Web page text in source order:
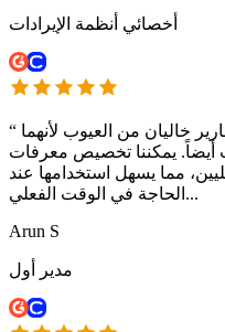
أخصائي أنظمة الإيرادات
“ خاليان من العيوب لأنهما
أيضاً. يمكننا تخصيص معرفات
مما يسهل استخدامها عند
الحاجة في الوقت الفعلي...
Arun S
مدير أول